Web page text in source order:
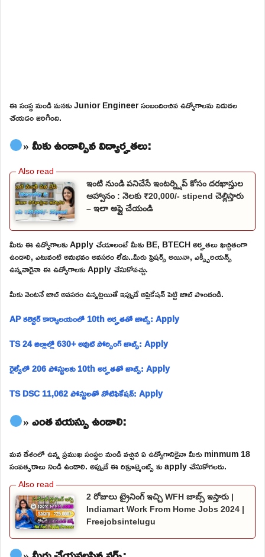
ఈ సంస్థ నుండి మనకు Junior Engineer సంబందించిన ఉద్యోగాలను విడుదల
చేయడం జరిగింది.
» మీకు ఉండాల్సిన విద్యార్హతలు:
ఇంటి నుండి పనిచేసే ఇంటర్న్షిప్ కోసం దరఖాస్తుల
ఆహ్వానం : నెలకు ₹20,000/- stipend చెల్లిస్తారు
– ఇలా అప్లై చేయండి
మీరు ఈ ఉద్యోగాలకు Apply చేయాలంటే మీకు BE, BTECH అర్హతలు ఖచ్చితంగా
ఉండాలి, ఎటువంటి అనుభవం అవసరం లేదు..మీరు ఫ్రెషర్స్ అయినా, ఎక్స్పీరియన్స్
ఉన్నవారైనా ఈ ఉద్యోగాలకు Apply చేసుకోవచ్చు.
మీకు వెంటనే జాబ్ అవసరం ఉన్నట్లయితే ఇప్పుడే అప్లికేషన్ పెట్టి జాబ్ పొందండి.
AP కలెక్టర్ కార్యాలయంలో 10th అర్హతతో జాబ్స్: Apply
TS 24 జిల్లాల్లో 630+ అవుట్ సోర్సింగ్ జాబ్స్: Apply
రైల్వేలో 206 పోస్టులకు 10th అర్హతతో జాబ్స్: Apply
TS DSC 11,062 పోస్టులతో నోటిఫికేషన్: Apply
» ఎంత వయస్సు ఉండాలి:
మన దేశంలో ఉన్న ప్రముఖ సంస్థల నుండి వచ్చిన ఏ ఉద్యోగానికైనా మీకు minmum 18
సంవత్సరాలు నిండి ఉండాలి. అప్పుడే ఈ రిక్రూట్మెంట్స్ కు apply చేసుకోగలరు.
2 రోజులు ట్రైనింగ్ ఇచ్చి WFH జాబ్స్ ఇస్తారు |
Indiamart Work From Home Jobs 2024 |
Freejobsintelugu